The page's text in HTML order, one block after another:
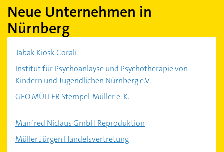
Neue Unternehmen in
Nürnberg
Tabak Kiosk Corali
Institut für Psychoanlayse und Psychotherapie von
Kindern und Jugendlichen Nürnberg e.V.
GEO MÜLLER Stempel-Müller e. K.
Manfred Niclaus GmbH Reproduktion
Müller Jürgen Handelsvertretung